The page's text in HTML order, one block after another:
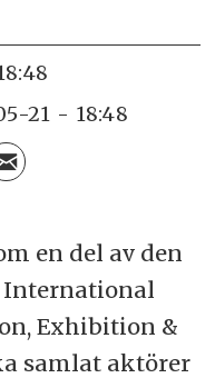
21 - 18:48
en del av den
International
Exhibition &
samlat aktörer